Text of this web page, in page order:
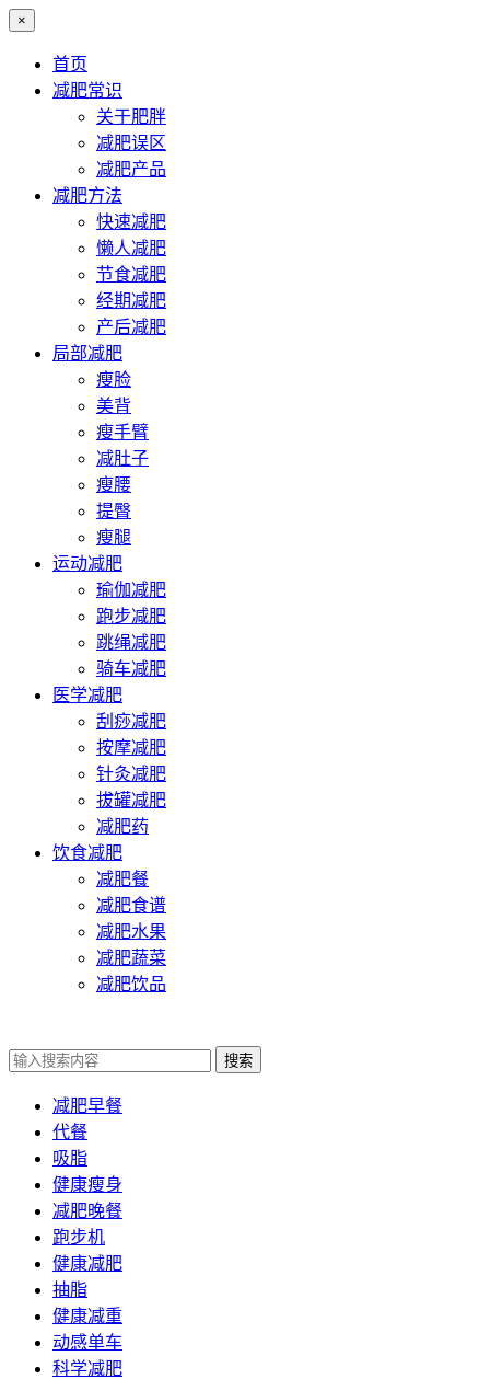
×
首页
减肥常识
关于肥胖
减肥误区
减肥产品
减肥方法
快速减肥
懒人减肥
节食减肥
经期减肥
产后减肥
局部减肥
瘦脸
美背
瘦手臂
减肚子
瘦腰
提臀
瘦腿
运动减肥
瑜伽减肥
跑步减肥
跳绳减肥
骑车减肥
医学减肥
刮痧减肥
按摩减肥
针灸减肥
拔罐减肥
减肥药
饮食减肥
减肥餐
减肥食谱
减肥水果
减肥蔬菜
减肥饮品
搜索
减肥早餐
代餐
吸脂
健康瘦身
减肥晚餐
跑步机
健康减肥
抽脂
健康减重
动感单车
科学减肥